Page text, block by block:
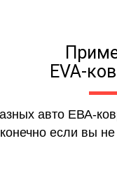
EVA-
авто ЕВА-
если вы